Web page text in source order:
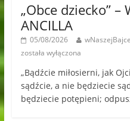
„Obce dziecko”
ANCILLA
05/08/2026 wNaszejBajce
została wyłączona
„Bądźcie miłosierni, jak
sądźcie, a nie będziecie
będziecie potępieni;